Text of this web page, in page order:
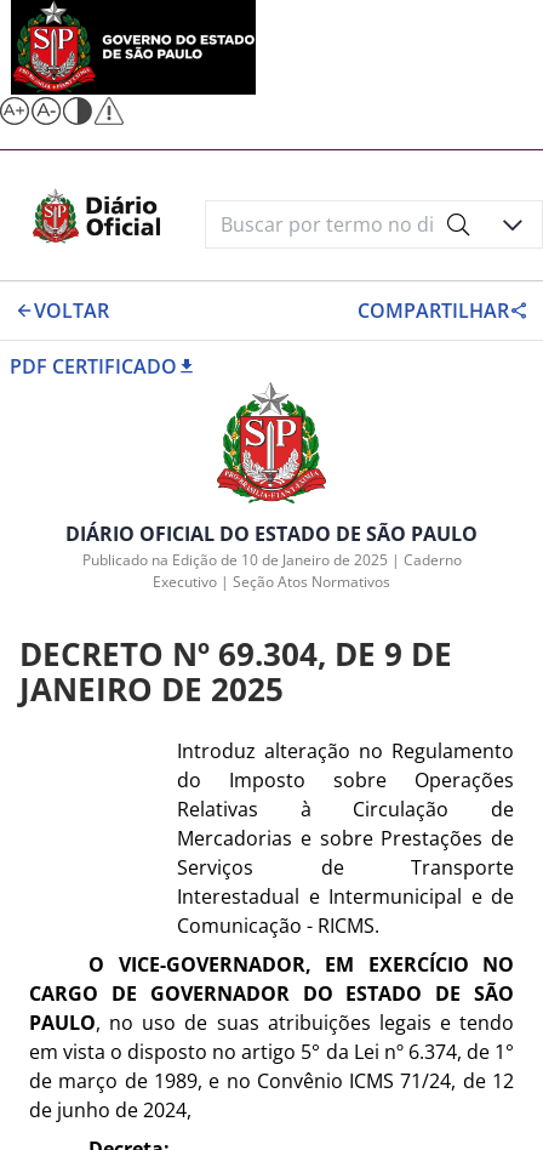
VOLTAR COMPARTILHAR
PDF CERTIFICADO
DIÁRIO OFICIAL DO ESTADO DE SÃO PAULO
Publicado na Edição de 10 de Janeiro de 2025 | Caderno
Executivo | Seção Atos Normativos
DECRETO Nº 69.304, DE 9 DE
JANEIRO DE 2025
Introduz alteração no Regulamento
do Imposto sobre Operações
Relativas à Circulação de
Mercadorias e sobre Prestações de
Serviços de Transporte
Interestadual e Intermunicipal e de
Comunicação - RICMS.
O VICE-GOVERNADOR, EM EXERCÍCIO NO
CARGO DE GOVERNADOR DO ESTADO DE SÃO
PAULO, no uso de suas atribuições legais e tendo
em vista o disposto no artigo 5° da Lei nº 6.374, de 1°
de março de 1989, e no Convênio ICMS 71/24, de 12
de junho de 2024,